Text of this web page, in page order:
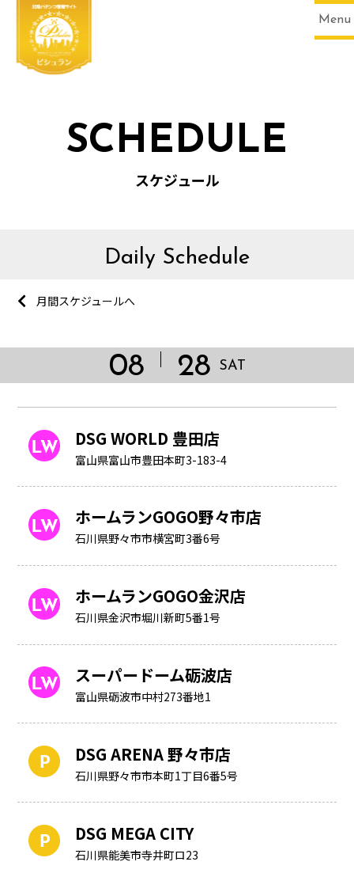
Menu
SCHEDULE
スケジュール
Daily Schedule
月間スケジュールへ
08 28 SAT
DSG WORLD 豊田店
富山県富山市豊田本町3-183-4
ホームランGOGO野々市店
石川県野々市市横宮町3番6号
ホームランGOGO金沢店
石川県金沢市堀川新町5番1号
スーパードーム砺波店
富山県砺波市中村273番地1
DSG ARENA 野々市店
石川県野々市市本町1丁目6番5号
DSG MEGA CITY
石川県能美市寺井町ロ23